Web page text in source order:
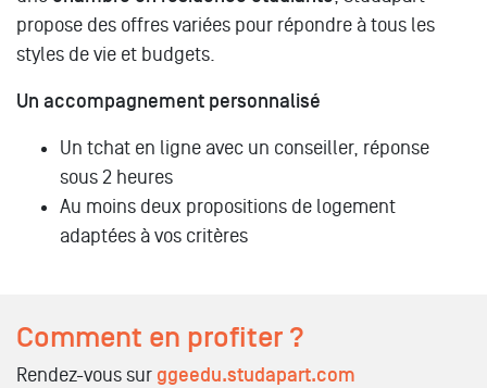
propose des offres variées pour répondre à tous les
styles de vie et budgets.
Un accompagnement personnalisé
Un tchat en ligne avec un conseiller, réponse
sous 2 heures
Au moins deux propositions de logement
adaptées à vos critères
Comment en profiter ?
Rendez-vous sur ggeedu.studapart.com